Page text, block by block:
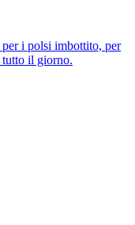
i polsi imbottito, per
tutto il giorno.